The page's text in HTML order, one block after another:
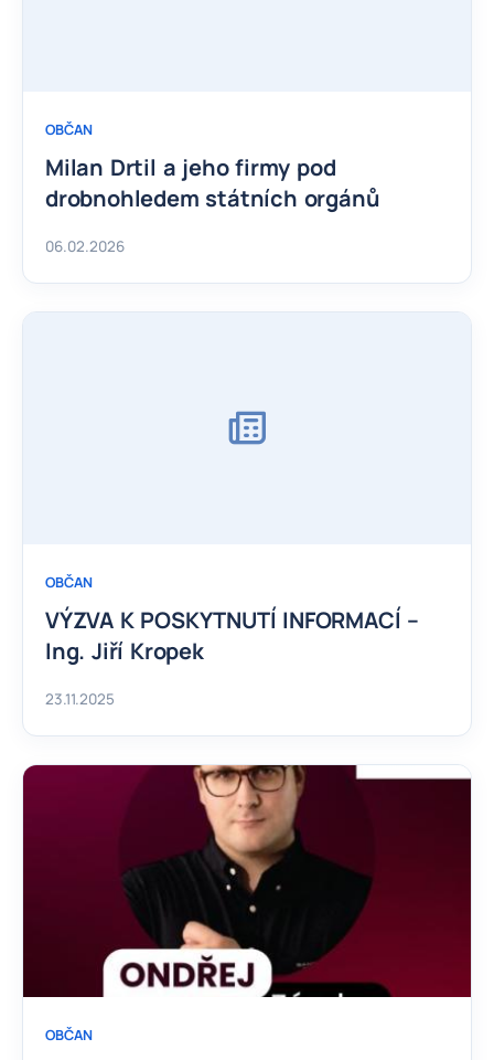
OBČAN
Milan Drtil a jeho firmy pod
drobnohledem státních orgánů
06.02.2026
OBČAN
VÝZVA K POSKYTNUTÍ INFORMACÍ –
Ing. Jiří Kropek
23.11.2025
OBČAN